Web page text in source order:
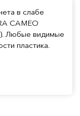
в слабе
CAMEO
Любые видимые
пластика.